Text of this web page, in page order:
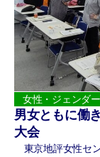
女性・ジェンダ
男女ともに働
大会
東京地評女性セ